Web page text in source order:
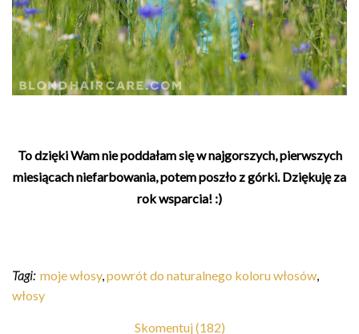
To dzięki Wam nie poddałam się w najgorszych, pierwszych
miesiącach niefarbowania, potem poszło z górki. Dziękuję za
rok wsparcia! :)
Tagi: moje włosy,powrót do naturalnego koloru włosów,
włosy
Skomentuj (182)